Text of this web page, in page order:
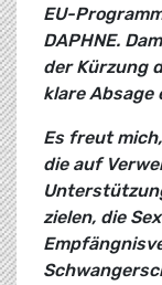
EU-
DAPHNE.
der Kürzung
klare Absage
Es freut
die auf
zielen, die